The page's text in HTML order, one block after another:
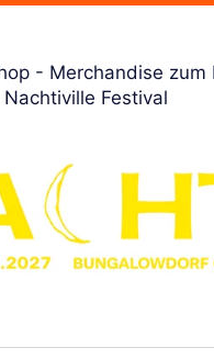
- Merchandise zum
Nachtiville Festival